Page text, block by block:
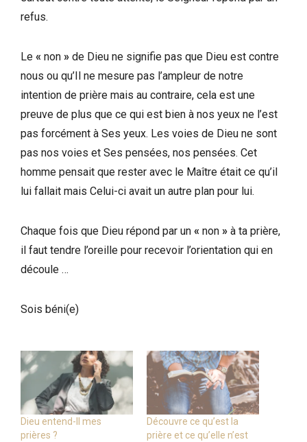
refus.
Le « non » de Dieu ne signifie pas que Dieu est contre
nous ou qu’Il ne mesure pas l’ampleur de notre
intention de prière mais au contraire, cela est une
preuve de plus que ce qui est bien à nos yeux ne l’est
pas forcément à Ses yeux. Les voies de Dieu ne sont
pas nos voies et Ses pensées, nos pensées. Cet
homme pensait que rester avec le Maître était ce qu’il
lui fallait mais Celui-ci avait un autre plan pour lui.
Chaque fois que Dieu répond par un « non » à ta prière,
il faut tendre l’oreille pour recevoir l’orientation qui en
découle …
Sois béni(e)
Dieu entend-Il mes
prières ?
Découvre ce qu’est la
prière et ce qu’elle n’est